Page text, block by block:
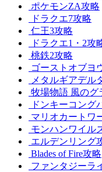
ポケモンZA攻略
ドラクエ7攻略
仁王3攻略
ドラクエ1・2攻
桃鉄2攻略
ゴーストオブヨ
メタルギアデル
牧場物語 風のグ
ドンキーコング
マリオカートワ
モンハンワイル
エルデンリング
Blades of Fire攻略
ファンタジーラ